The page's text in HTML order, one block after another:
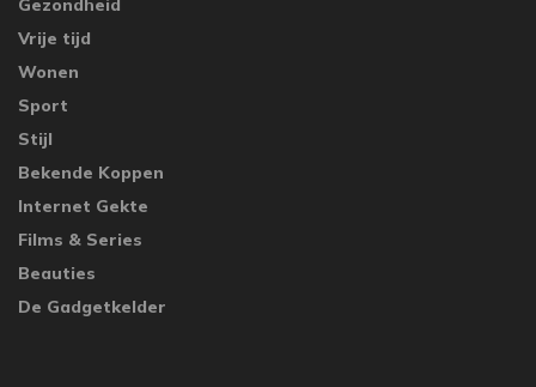
Gezondheid
Vrije tijd
Wonen
Sport
Stijl
Bekende Koppen
Internet Gekte
Films & Series
Beauties
De Gadgetkelder